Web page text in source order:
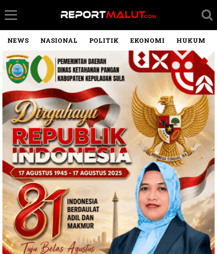
NEWS NASIONAL POLITIK EKONOMI HUKUM